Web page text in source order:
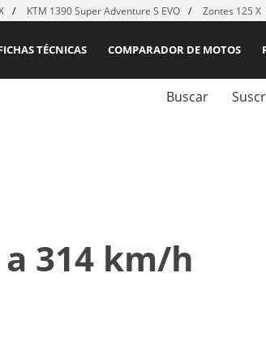
KTM 1390 Super Adventure S EVO Zontes 125 X
COMPARADOR DE MOTOS
TÉCNICAS
Buscar
a 314 km/h